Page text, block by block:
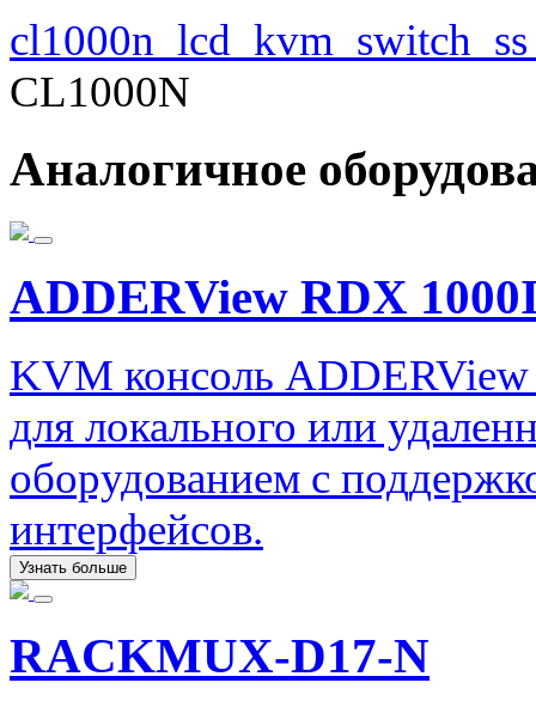
CL1000N
Аналогичное
ADDERView RDX
KVM консоль
для локального или
оборудованием с
интерфейсов.
Узнать больше
RACKMUX-D17-N